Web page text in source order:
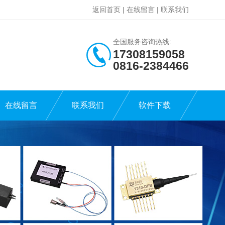
返回首页 | 在线留言 | 联系我们
全国服务咨询热线:
17308159058
0816-2384466
在线留言 联系我们 软件下载